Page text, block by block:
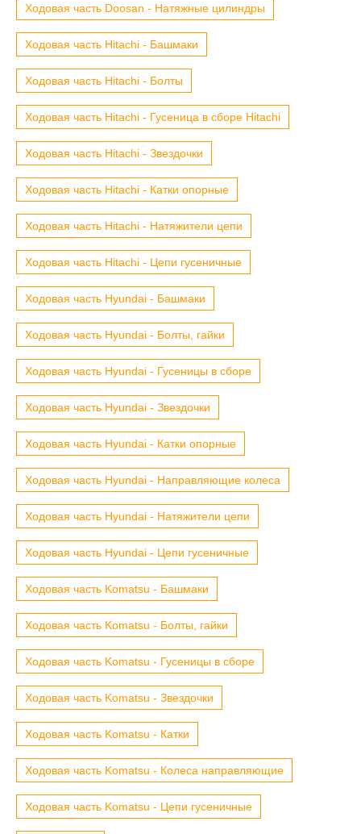
Ходовая часть Doosan - Натяжные цилиндры
Ходовая часть Hitachi - Башмаки
Ходовая часть Hitachi - Болты
Ходовая часть Hitachi - Гусеница в сборе Hitachi
Ходовая часть Hitachi - Звездочки
Ходовая часть Hitachi - Катки опорные
Ходовая часть Hitachi - Натяжители цепи
Ходовая часть Hitachi - Цепи гусеничные
Ходовая часть Hyundai - Башмаки
Ходовая часть Hyundai - Болты, гайки
Ходовая часть Hyundai - Гусеницы в сборе
Ходовая часть Hyundai - Звездочки
Ходовая часть Hyundai - Катки опорные
Ходовая часть Hyundai - Направляющие колеса
Ходовая часть Hyundai - Натяжители цепи
Ходовая часть Hyundai - Цепи гусеничные
Ходовая часть Komatsu - Башмаки
Ходовая часть Komatsu - Болты, гайки
Ходовая часть Komatsu - Гусеницы в сборе
Ходовая часть Komatsu - Звездочки
Ходовая часть Komatsu - Катки
Ходовая часть Komatsu - Колеса направляющие
Ходовая часть Komatsu - Цепи гусеничные